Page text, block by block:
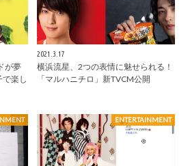
が夢
で楽し
2021.3.17
横浜流星、2つの表情に魅せられる！
「マルハニチロ」新TVCM公開
ENTERTAINMENT